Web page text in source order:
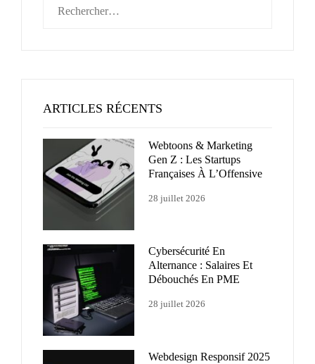
ARTICLES RÉCENTS
Webtoons & Marketing
Gen Z : Les Startups
Françaises À L’Offensive
28 juillet 2026
Cybersécurité En
Alternance : Salaires Et
Débouchés En PME
28 juillet 2026
Webdesign Responsif 2025